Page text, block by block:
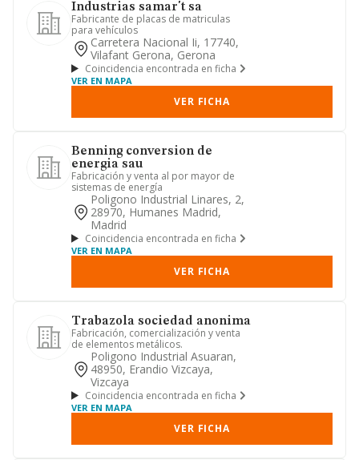
Industrias samar't sa
Fabricante de placas de matriculas
para vehículos
Carretera Nacional Ii, 17740,
Vilafant Gerona, Gerona
Coincidencia encontrada en ficha
VER EN MAPA
VER FICHA
Benning conversion de
energia sau
Fabricación y venta al por mayor de
sistemas de energía
Poligono Industrial Linares, 2,
28970, Humanes Madrid,
Madrid
Coincidencia encontrada en ficha
VER EN MAPA
VER FICHA
Trabazola sociedad anonima
Fabricación, comercialización y venta
de elementos metálicos.
Poligono Industrial Asuaran,
48950, Erandio Vizcaya,
Vizcaya
Coincidencia encontrada en ficha
VER EN MAPA
VER FICHA